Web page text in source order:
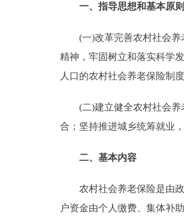
12345网上接诉
参与调查
走进北京
北京概况
一、指导思想和基本原则
(一)改革完善农村社会养老
精神，牢固树立和落实科学
人口的农村社会养老保险制度
(二)建立健全农村社会养老
合；坚持推进城乡统筹就业
二、基本内容
农村社会养老保险是由政
户资金由个人缴费、集体补